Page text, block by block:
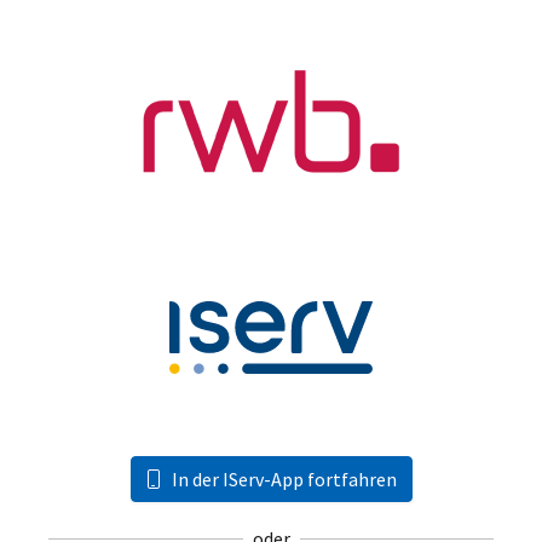
In der IServ-App fortfahren